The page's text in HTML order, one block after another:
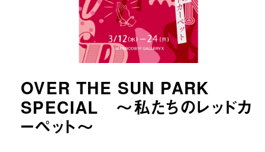
OVER THE SUN PARK
SPECIAL​ ～私たちのレッドカ
ーペット～​
URLをコピーする